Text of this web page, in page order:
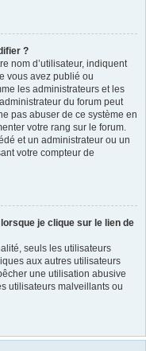
?
nom d’utilisateur, indiquent
vous avez publié ou
les administrateurs et les
du forum peut
pas abuser de ce système en
votre rang sur le forum.
et un administrateur ou un
votre compteur de
je clique sur le lien de
seuls les utilisateurs
aux autres utilisateurs
une utilisation abusive
utilisateurs malveillants ou